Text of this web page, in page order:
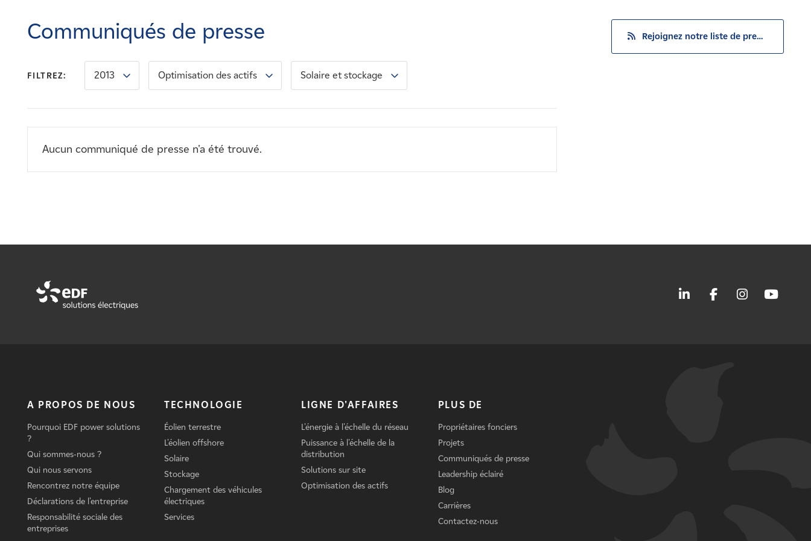
Nouvelles
Contactez-nous
Communiqués de presse
FILTREZ: 2013 Optimisation des actifs Solaire et stockage
Aucun communiqué de presse n'a été trouvé.
Rejoignez notre liste de presse
A PROPOS DE NOUS
Pourquoi EDF power solutions
?
Qui sommes-nous ?
Qui nous servons
Rencontrez notre équipe
Déclarations de l'entreprise
Responsabilité sociale des
entreprises
TECHNOLOGIE
Éolien terrestre
L'éolien offshore
Solaire
Stockage
Chargement des véhicules
électriques
Services
LIGNE D'AFFAIRES
L'énergie à l'échelle du réseau
Puissance à l'échelle de la
distribution
Solutions sur site
Optimisation des actifs
PLUS DE
Propriétaires fonciers
Projets
Communiqués de presse
Leadership éclairé
Blog
Carrières
Contactez-nous